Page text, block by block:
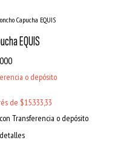
Capucha EQUIS
EQUIS
o depósito
de $15.333,33
Transferencia o depósito